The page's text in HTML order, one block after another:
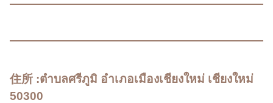
住所 :ตำบลศรีภูมิ อำเภอเมืองเชียงใหม่ เชียงใหม่
50300